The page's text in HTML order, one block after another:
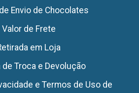
Envio de Chocolates
Valor de Frete
em Loja
de Troca e Devolução
e Termos de Uso de